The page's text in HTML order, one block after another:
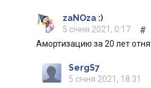
zaNOza :)
5 січня 2021, 0:17
#
Амортизацию за 20 лет
SergS7
5 січня 2021, 18:31